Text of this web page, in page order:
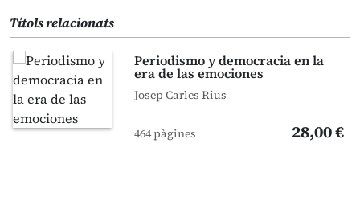
Títols relacionats
Periodismo y democracia en la
era de las emociones
Josep Carles Rius
464 pàgines 28,00 €